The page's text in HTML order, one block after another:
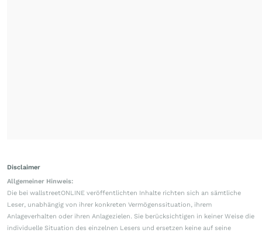
Disclaimer
Allgemeiner Hinweis:
Die bei wallstreetONLINE veröffentlichten Inhalte richten sich an sämtliche
Leser, unabhängig von ihrer konkreten Vermögenssituation, ihrem
Anlageverhalten oder ihren Anlagezielen. Sie berücksichtigen in keiner Weise die
individuelle Situation des einzelnen Lesers und ersetzen keine auf seine